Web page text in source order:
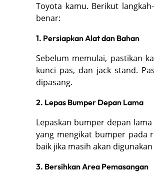
Toyota kamu. Berikut
benar:
1. Persiapkan Alat dan Bahan
Sebelum memulai, pastikan
kunci pas, dan jack stand.
dipasang.
2. Lepas Bumper Depan Lama
Lepaskan bumper depan
yang mengikat bumper pada
baik jika masih akan
3. Bersihkan Area Pemasangan